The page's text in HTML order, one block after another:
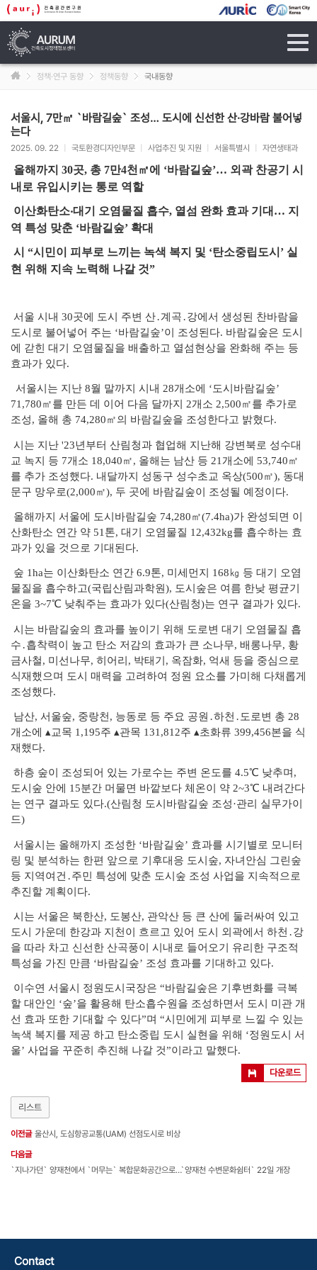
정책·연구 동향 정책동향 국내동향
서울시, 7만㎡ `바람길숲` 조성… 도시에 신선한 산·강바람 불어넣
는다
2025. 09. 22 국토환경디자인부문 사업추진 및 지원 서울특별시 자연생태과
올해까지 30곳, 총 7만4천㎡에 ‘바람길숲’… 외곽 찬공기 시
내로 유입시키 는 통로 역할
이산화탄소‧대기 오염물질 흡수, 열섬 완화 효과 기대… 지
역 특성 맞춘 ‘바람길숲’ 확대
시 “시민이 피부로 느끼는 녹색 복지 및 ‘탄소중립도시’ 실
현 위해 지속 노력해 나갈 것”
서울 시내 30곳에 도시 주변 산․계곡․강에서 생성된 찬바람을
도시로 불어넣어 주는 ‘바람길숲’이 조성된다. 바람길숲은 도시
에 갇힌 대기 오염물질을 배출하고 열섬현상을 완화해 주는 등
효과가 있다.
서울시는 지난 8월 말까지 시내 28개소에 ‘도시바람길숲’
71,780㎡를 만든 데 이어 다음 달까지 2개소 2,500㎡를 추가로
조성, 올해 총 74,280㎡의 바람길숲을 조성한다고 밝혔다.
시는 지난 '23년부터 산림청과 협업해 지난해 강변북로 성수대
교 녹지 등 7개소 18,040㎡, 올해는 남산 등 21개소에 53,740㎡
를 추가 조성했다. 내달까지 성동구 성수초교 옥상(500㎡), 동대
문구 망우로(2,000㎡), 두 곳에 바람길숲이 조성될 예정이다.
올해까지 서울에 도시바람길숲 74,280㎡(7.4ha)가 완성되면 이
산화탄소 연간 약 51톤, 대기 오염물질 12,432kg를 흡수하는 효
과가 있을 것으로 기대된다.
숲 1ha는 이산화탄소 연간 6.9톤, 미세먼지 168㎏ 등 대기 오염
물질을 흡수하고(국립산림과학원), 도시숲은 여름 한낮 평균기
온을 3~7℃ 낮춰주는 효과가 있다(산림청)는 연구 결과가 있다.
시는 바람길숲의 효과를 높이기 위해 도로변 대기 오염물질 흡
수․흡착력이 높고 탄소 저감의 효과가 큰 소나무, 배롱나무, 황
금사철, 미선나무, 히어리, 박태기, 옥잠화, 억새 등을 중심으로
식재했으며 도시 매력을 고려하여 정원 요소를 가미해 다채롭게
조성했다.
남산, 서울숲, 중랑천, 능동로 등 주요 공원․하천․도로변 총 28
개소에 ▴교목 1,195주 ▴관목 131,812주 ▴초화류 399,456본을 식
재했다.
하층 숲이 조성되어 있는 가로수는 주변 온도를 4.5℃ 낮추며,
도시 숲 안에 15분간 머물면 바깥보다 체온이 약 2~3℃ 내려간다
는 연구 결과도 있다.(산림청 도시바람길숲 조성·관리 실무가이
드)
서울시는 올해까지 조성한 ‘바람길숲’ 효과를 시기별로 모니터
링 및 분석하는 한편 앞으로 기후대응 도시숲, 자녀안심 그린숲
등 지역여건 ․주민 특성에 맞춘 도시숲 조성 사업을 지속적으로
추진할 계획이다.
시는 서울은 북한산, 도봉산, 관악산 등 큰 산에 둘러싸여 있고
도시 가운데 한강과 지천이 흐르고 있어 도시 외곽에서 하천․강
을 따라 차고 신선한 산곡풍이 시내로 들어오기 유리한 구조적
특성을 가진 만큼 ‘바람길숲’ 조성 효과를 기대하고 있다.
이수연 서울시 정원도시국장은 “바람길숲은 기후변화를 극복
할 대안인 ‘숲’을 활용해 탄소흡수원을 조성하면서 도시 미관 개
선 효과 또한 기대할 수 있다”며 “시민에게 피부로 느낄 수 있는
녹색 복지를 제공 하고 탄소중립 도시 실현을 위해 ‘정원도시 서
울’ 사업을 꾸준히 추진해 나갈 것”이라고 말했다.
다운로드
리스트
이전글 울산시, 도심항공교통(UAM) 선점도시로 비상
다음글
`지나가던` 양재천에서 `머무는` 복합문화공간으로…`양재천 수변문화쉼터` 22일 개장
Contact